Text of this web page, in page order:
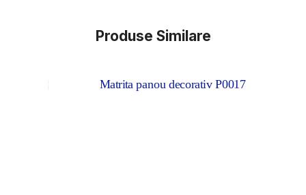
Produse Similare